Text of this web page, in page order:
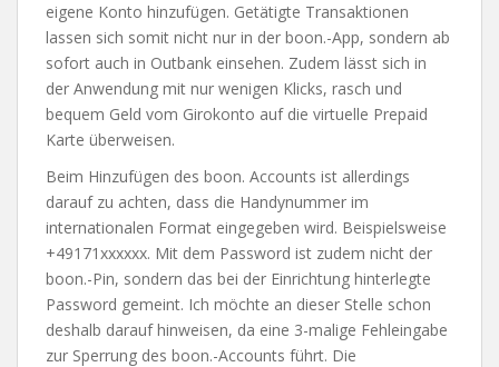
eigene Konto hinzufügen. Getätigte Transaktionen
lassen sich somit nicht nur in der boon.-App, sondern ab
sofort auch in Outbank einsehen. Zudem lässt sich in
der Anwendung mit nur wenigen Klicks, rasch und
bequem Geld vom Girokonto auf die virtuelle Prepaid
Karte überweisen.
Beim Hinzufügen des boon. Accounts ist allerdings
darauf zu achten, dass die Handynummer im
internationalen Format eingegeben wird. Beispielsweise
+49171xxxxxx. Mit dem Password ist zudem nicht der
boon.-Pin, sondern das bei der Einrichtung hinterlegte
Password gemeint. Ich möchte an dieser Stelle schon
deshalb darauf hinweisen, da eine 3-malige Fehleingabe
zur Sperrung des boon.-Accounts führt. Die